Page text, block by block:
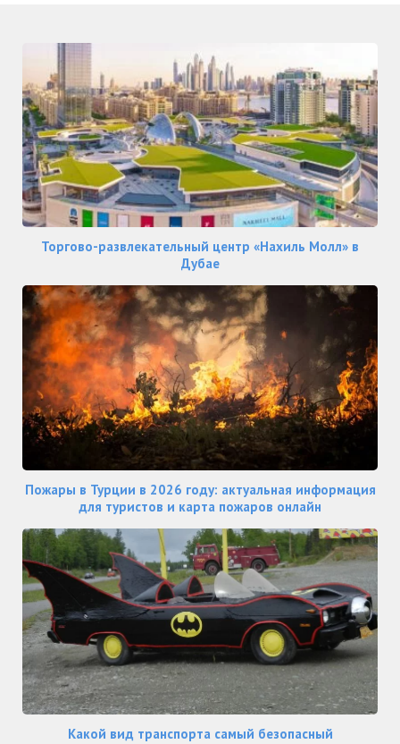
Торгово-развлекательный центр «Нахиль Молл» в
Дубае
Пожары в Турции в 2026 году: актуальная информация
для туристов и карта пожаров онлайн
Какой вид транспорта самый безопасный